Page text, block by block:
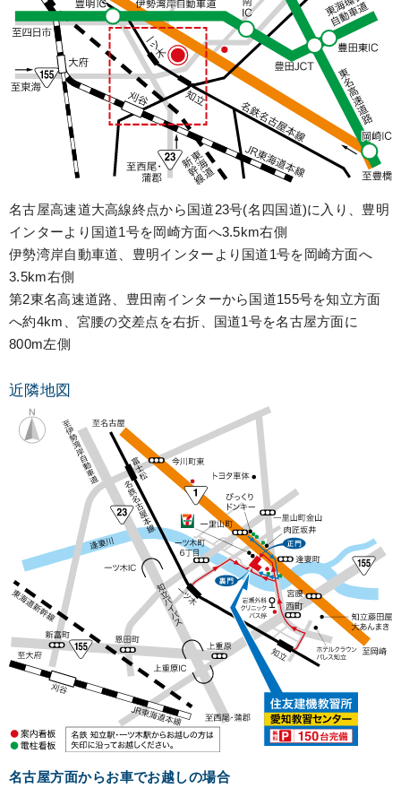
名古屋高速道大高線終点から国道23号(名四国道)に入り、豊明
インターより国道1号を岡崎方面へ3.5km右側
伊勢湾岸自動車道、豊明インターより国道1号を岡崎方面へ
3.5km右側
第2東名高速道路、豊田南インターから国道155号を知立方面
へ約4km、宮腰の交差点を右折、国道1号を名古屋方面に
800m左側
近隣地図
名古屋方面からお車でお越しの場合